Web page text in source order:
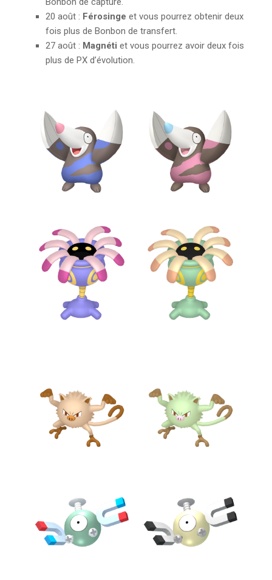
20 août : Férosinge et vous pourrez obtenir deux
fois plus de Bonbon de transfert.
27 août : Magnéti et vous pourrez avoir deux fois
plus de PX d’évolution.